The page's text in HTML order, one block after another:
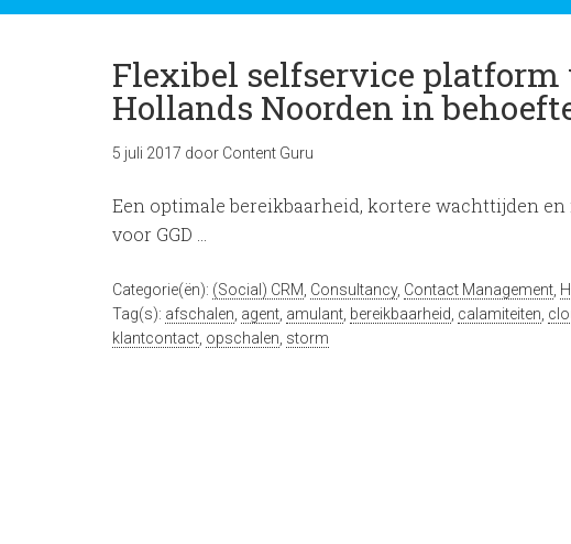
Flexibel selfservice platform
Hollands Noorden in
5 juli 2017 door Content Guru
Een optimale bereikbaarheid, kortere wachttijden
voor GGD …
Categorie(ën): (Social) CRM Consultancy, Contact Management
Tag(s): afschalen agent amulant bereikbaarheid calamiteiten
klantcontact opschalen storm